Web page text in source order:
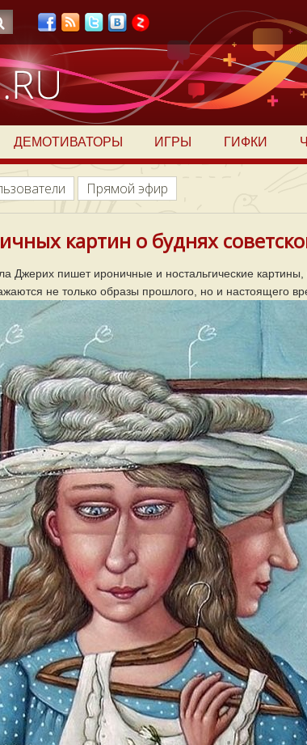
ДЕМОТИВАТОРЫ ИГРЫ ГИФКИ
Прямой эфир
картин о буднях
Джерих пишет ироничные и ностальгические
не только образы прошлого, но и настоящего